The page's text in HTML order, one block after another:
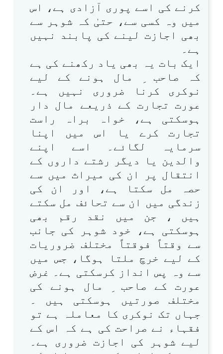
کرنے کی اسے پوری آزادی ہے، اس
میں وہ کسی سے، حتیٰ کہ شوہر سے
بھی اجازت لینے کی پابند نہیں
ہے۔
ایک بات یہ بھی یاد رکھنے کی ہے
کہ صاحب ِ مال ہونے کے لیے
نوکری کرنا ضروری نہیں ہے۔
عورت تجارت کے ذریعے مال دار
ہوسکتی ہے، خواہ براہ راست
تجارت کرے یا اس میں اپنا
سرمایہ لگائے۔ اسے اپنے
والدین یا دیگر رشتے داروں کے
انتقال پر ان کی میراث میں سے
حصہ مل سکتا ہے، اور ان کی
زندگی میں ان سے تحائف مل سکتے
ہیں ، جن میں نقد رقم بھی
ہوسکتی ہے، خود شوہر کی جانب
سے وقتاً فوقتاً مختلف ضروریات
کے لیے خرچ ملتا ہوگا، جس میں
سے وہ پس انداز کرسکتی ہے۔ غرض
عورت کے صاحب ِ مال ہونے کی
مختلف صورتیں ہوسکتی ہیں ۔
جہاں تک نوکری کا معاملہ ہے تو
فقہاء نے صراحت کی ہے کہ اس کے
لیے شوہر کی اجازت ضروری ہے۔